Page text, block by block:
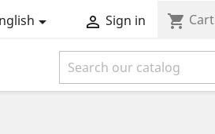
  Sign in shopping_cart Cart